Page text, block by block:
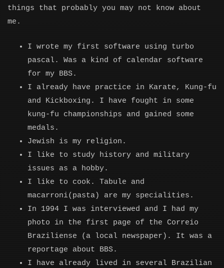
things that probably you may not know about
me.
I wrote my first software using turbo
pascal. Was a kind of calendar software
for my BBS.
I already have practice in Karate, Kung-fu
and Kickboxing. I have fought in some
kung-fu championships and gained some
medals.
Jewish is my religion.
I like to study history and military
issues as a hobby.
I like to cook. Tabule and
macarroni(pasta) are my specialities.
In 1994 I was interviewed and I had my
photo in the first page of the Correio
Braziliense (a local newspaper). It was a
reportage about BBS.
I have already lived in several Brazilian